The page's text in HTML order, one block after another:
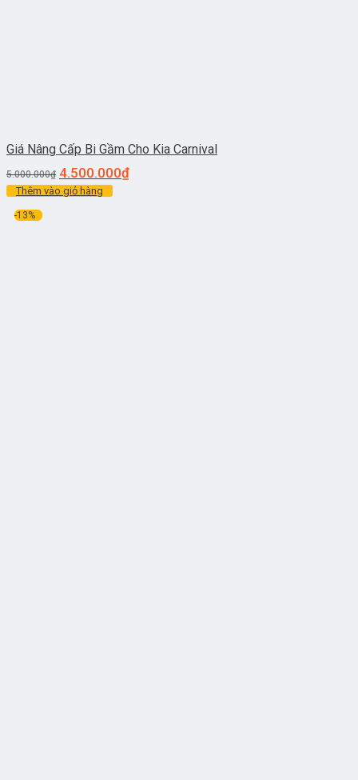
Giá Nâng Cấp Bi Gầm Cho Kia Carnival
5.000.000₫ 4.500.000₫
Thêm vào giỏ hàng
-13%